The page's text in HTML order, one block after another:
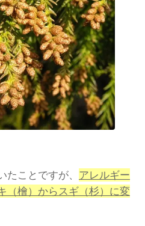
ことですが、 アレルギー
（檜）からスギ（杉）に変